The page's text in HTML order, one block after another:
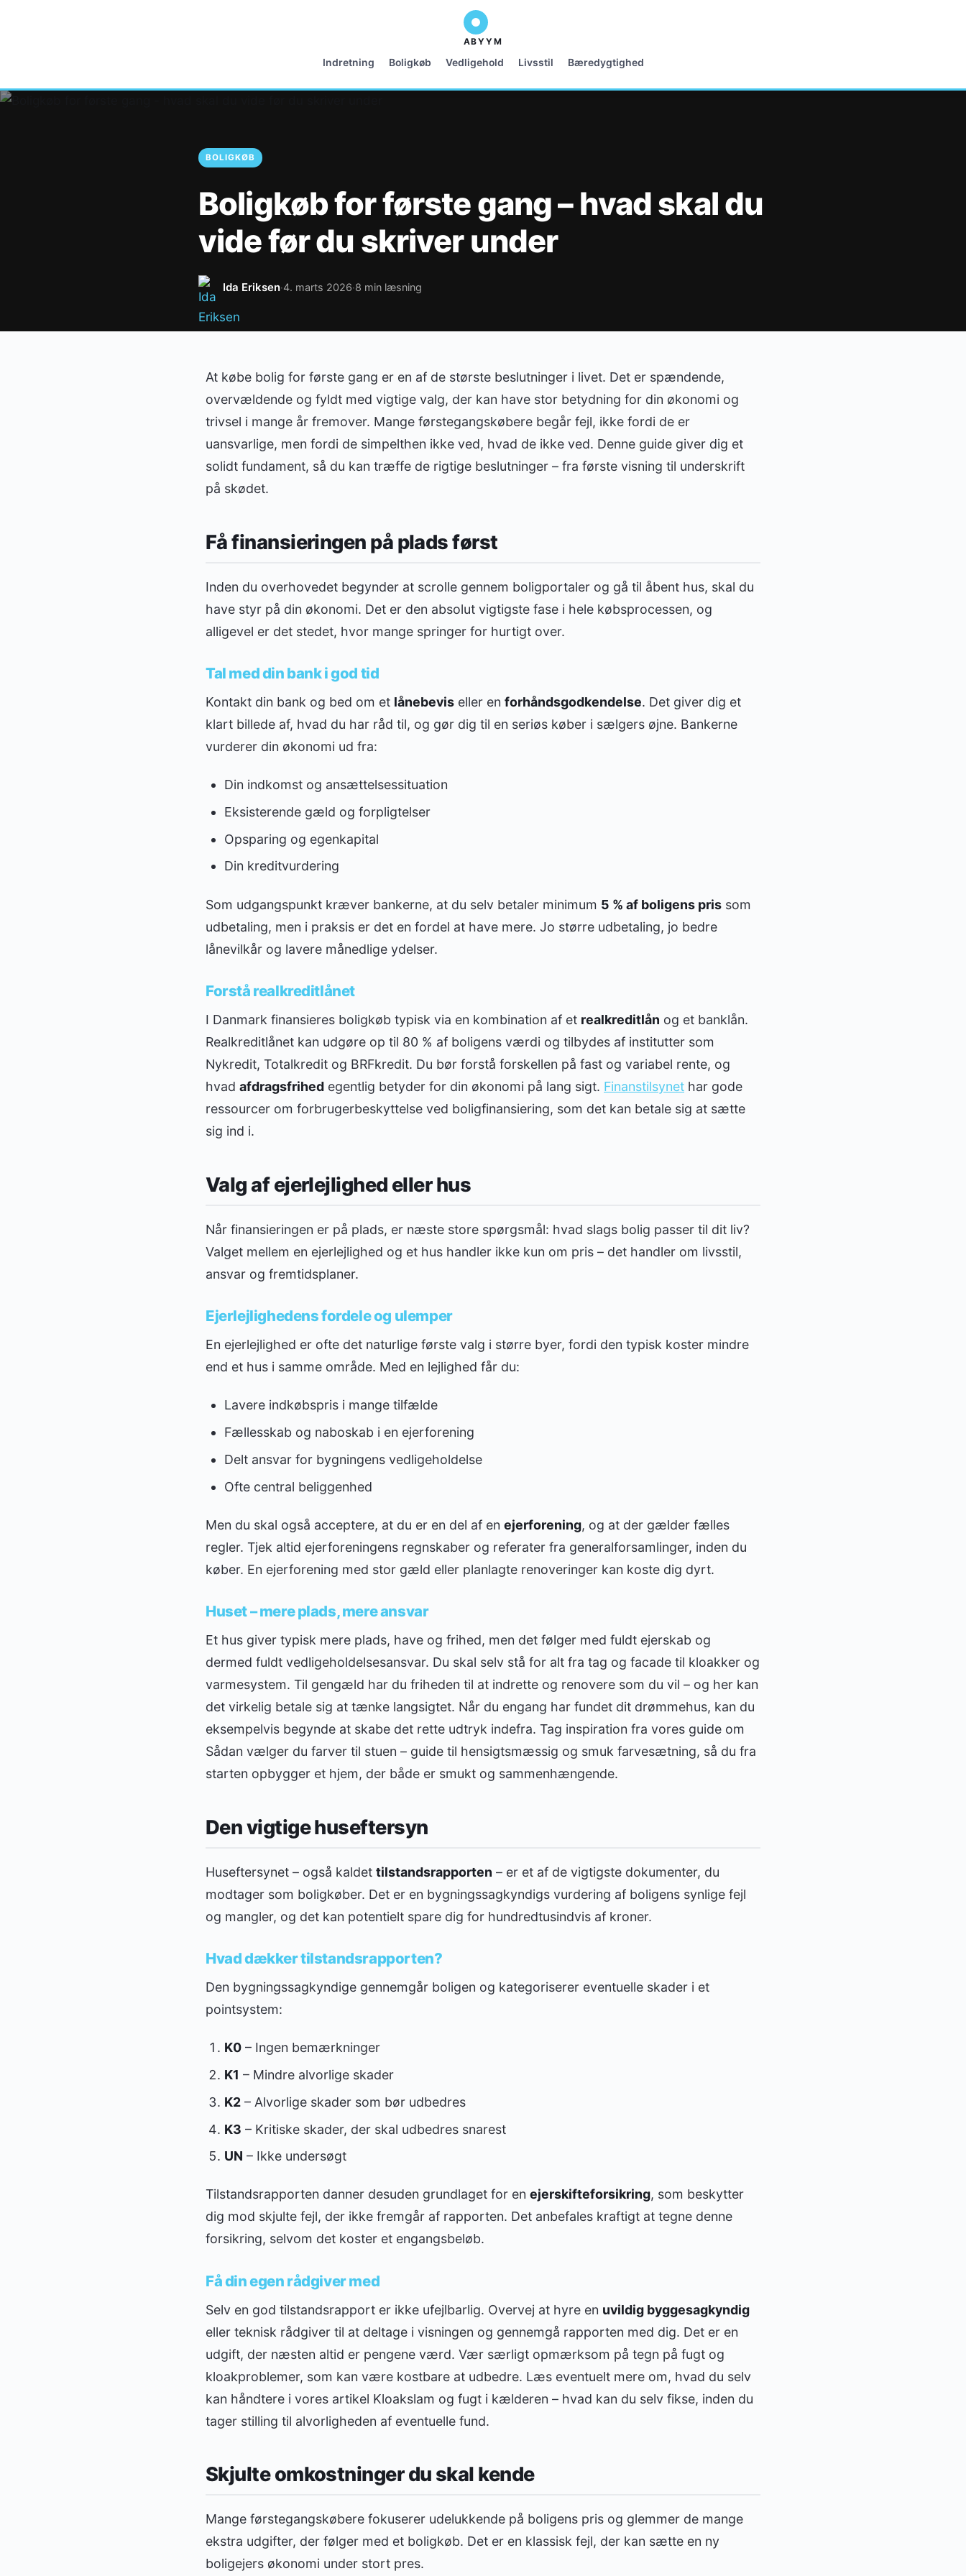
ABYYM
Indretning Boligkøb Vedligehold Livsstil Bæredygtighed
BOLIGKØB
Boligkøb for første gang – hvad skal du
vide før du skriver under
Ida Eriksen·4. marts 2026·8 min læsning
At købe bolig for første gang er en af de største beslutninger i livet. Det er spændende,
overvældende og fyldt med vigtige valg, der kan have stor betydning for din økonomi og
trivsel i mange år fremover. Mange førstegangskøbere begår fejl, ikke fordi de er
uansvarlige, men fordi de simpelthen ikke ved, hvad de ikke ved. Denne guide giver dig et
solidt fundament, så du kan træffe de rigtige beslutninger – fra første visning til underskrift
på skødet.
Få finansieringen på plads først
Inden du overhovedet begynder at scrolle gennem boligportaler og gå til åbent hus, skal du
have styr på din økonomi. Det er den absolut vigtigste fase i hele købsprocessen, og
alligevel er det stedet, hvor mange springer for hurtigt over.
Tal med din bank i god tid
Kontakt din bank og bed om et lånebevis eller en forhåndsgodkendelse. Det giver dig et
klart billede af, hvad du har råd til, og gør dig til en seriøs køber i sælgers øjne. Bankerne
vurderer din økonomi ud fra:
Din indkomst og ansættelsessituation
Eksisterende gæld og forpligtelser
Opsparing og egenkapital
Din kreditvurdering
Som udgangspunkt kræver bankerne, at du selv betaler minimum 5 % af boligens pris som
udbetaling, men i praksis er det en fordel at have mere. Jo større udbetaling, jo bedre
lånevilkår og lavere månedlige ydelser.
Forstå realkreditlånet
I Danmark finansieres boligkøb typisk via en kombination af et realkreditlån og et banklån.
Realkreditlånet kan udgøre op til 80 % af boligens værdi og tilbydes af institutter som
Nykredit, Totalkredit og BRFkredit. Du bør forstå forskellen på fast og variabel rente, og
hvad afdragsfrihed egentlig betyder for din økonomi på lang sigt. Finanstilsynet har gode
ressourcer om forbrugerbeskyttelse ved boligfinansiering, som det kan betale sig at sætte
sig ind i.
Valg af ejerlejlighed eller hus
Når finansieringen er på plads, er næste store spørgsmål: hvad slags bolig passer til dit liv?
Valget mellem en ejerlejlighed og et hus handler ikke kun om pris – det handler om livsstil,
ansvar og fremtidsplaner.
Ejerlejlighedens fordele og ulemper
En ejerlejlighed er ofte det naturlige første valg i større byer, fordi den typisk koster mindre
end et hus i samme område. Med en lejlighed får du:
Lavere indkøbspris i mange tilfælde
Fællesskab og naboskab i en ejerforening
Delt ansvar for bygningens vedligeholdelse
Ofte central beliggenhed
Men du skal også acceptere, at du er en del af en ejerforening, og at der gælder fælles
regler. Tjek altid ejerforeningens regnskaber og referater fra generalforsamlinger, inden du
køber. En ejerforening med stor gæld eller planlagte renoveringer kan koste dig dyrt.
Huset – mere plads, mere ansvar
Et hus giver typisk mere plads, have og frihed, men det følger med fuldt ejerskab og
dermed fuldt vedligeholdelsesansvar. Du skal selv stå for alt fra tag og facade til kloakker og
varmesystem. Til gengæld har du friheden til at indrette og renovere som du vil – og her kan
det virkelig betale sig at tænke langsigtet. Når du engang har fundet dit drømmehus, kan du
eksempelvis begynde at skabe det rette udtryk indefra. Tag inspiration fra vores guide om
Sådan vælger du farver til stuen – guide til hensigtsmæssig og smuk farvesætning, så du fra
starten opbygger et hjem, der både er smukt og sammenhængende.
Den vigtige huseftersyn
Huseftersynet – også kaldet tilstandsrapporten – er et af de vigtigste dokumenter, du
modtager som boligkøber. Det er en bygningssagkyndigs vurdering af boligens synlige fejl
og mangler, og det kan potentielt spare dig for hundredtusindvis af kroner.
Hvad dækker tilstandsrapporten?
Den bygningssagkyndige gennemgår boligen og kategoriserer eventuelle skader i et
pointsystem:
K0– Ingen bemærkninger
K1 – Mindre alvorlige skader
K2– Alvorlige skader som bør udbedres
K3 – Kritiske skader, der skal udbedres snarest
UN – Ikke undersøgt
Tilstandsrapporten danner desuden grundlaget for en ejerskifteforsikring, som beskytter
dig mod skjulte fejl, der ikke fremgår af rapporten. Det anbefales kraftigt at tegne denne
forsikring, selvom det koster et engangsbeløb.
Få din egen rådgiver med
Selv en god tilstandsrapport er ikke ufejlbarlig. Overvej at hyre en uvildig byggesagkyndig
eller teknisk rådgiver til at deltage i visningen og gennemgå rapporten med dig. Det er en
udgift, der næsten altid er pengene værd. Vær særligt opmærksom på tegn på fugt og
kloakproblemer, som kan være kostbare at udbedre. Læs eventuelt mere om, hvad du selv
kan håndtere i vores artikel Kloakslam og fugt i kælderen – hvad kan du selv fikse, inden du
tager stilling til alvorligheden af eventuelle fund.
Skjulte omkostninger du skal kende
Mange førstegangskøbere fokuserer udelukkende på boligens pris og glemmer de mange
ekstra udgifter, der følger med et boligkøb. Det er en klassisk fejl, der kan sætte en ny
boligejers økonomi under stort pres.